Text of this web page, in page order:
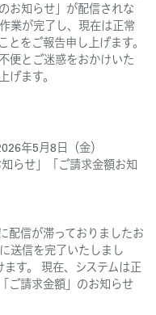
お知らせ」が配信されな
業が完了し、現在は正常
をご報告申し上げます。
便とご迷惑をおかけいた
げます。
年5月8日（金）
らせ」「ご請求金額お知
配信が滞っておりましたお
送信を完了いたしまし
す。 現在、システムは正
ご請求金額」のお知らせ